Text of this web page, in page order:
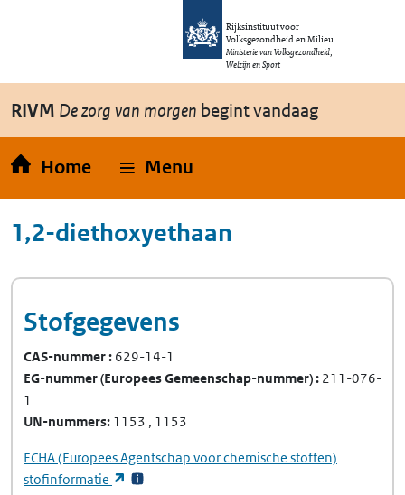
Overslaan en naar de inhoud gaan
Rijksinstituut voor
Volksgezondheid en Milieu
Ministerie van Volksgezondheid,
Welzijn en Sport
RIVM De zorg van morgen begint vandaag
Home Menu
1,2-diethoxyethaan
Stofgegevens
CAS-nummer 629-14-1
EG-nummer(Europees Gemeenschap-nummer) 211-076-
1
UN-nummers 1153 1153
ECHA(Europees Agentschap voor chemische stoffen)
stofinformatie
(opent in een nieuw tabblad)